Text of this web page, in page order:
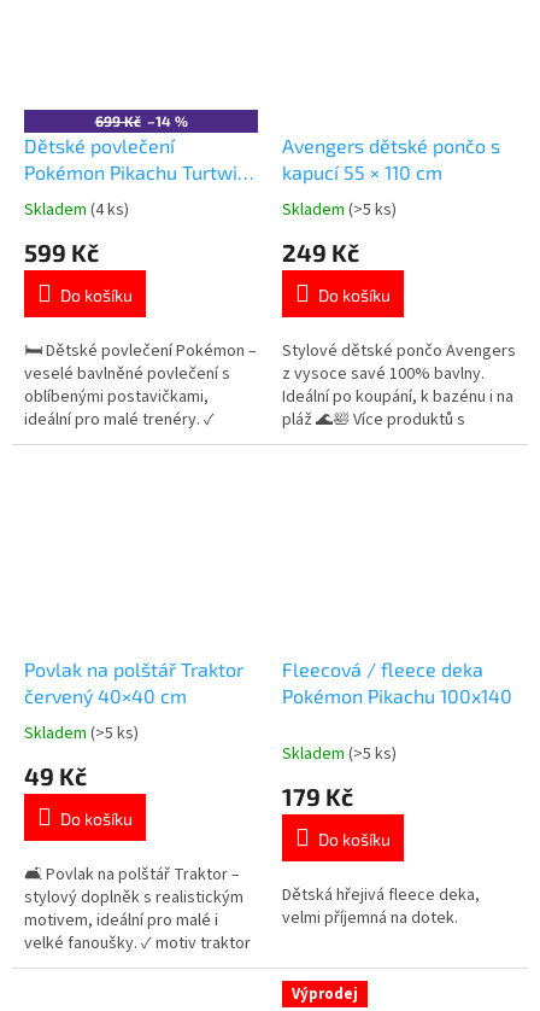
699 Kč –14 %
Dětské povlečení
Pokémon Pikachu Turtwig
Chimchar bavlna 140×200
Průměrné
produktu
5,0
5
hvězdiček.
Skladem (4 ks)
599 Kč
Do košíku
🛏️ Dětské povlečení Pokémon –
veselé bavlněné povlečení s
oblíbenými postavičkami,
ideální pro malé trenéry. ✓
motiv Pokémon ⚡ ✓ 100%
Avengers dětské pončo s
kapucí 55 × 110 cm
Průměrné
produktu
5,0
5
hvězdiček.
Skladem (>5 ks)
249 Kč
Do košíku
Stylové dětské pončo Avengers
z vysoce savé 100% bavlny.
Ideální po koupání, k bazénu i na
pláž 🌊🛀 Více produktů s
motivem 👉 AVENGERS
Povlak na polštář Traktor
červený 40×40 cm
Průměrné
produktu
5,0
5
hvězdiček.
Skladem (>5 ks)
49 Kč
Do košíku
🛋️ Povlak na polštář Traktor –
stylový doplněk s realistickým
motivem, ideální pro malé i
velké fanoušky. ✓ motiv traktor
🚜 ✓ oboustranný design ✓
Fleecová / fleece deka
Pokémon Pikachu 100x140
Skladem (>5 ks)
179 Kč
Do košíku
Dětská hřejivá fleece deka,
velmi příjemná na dotek.
Výprodej